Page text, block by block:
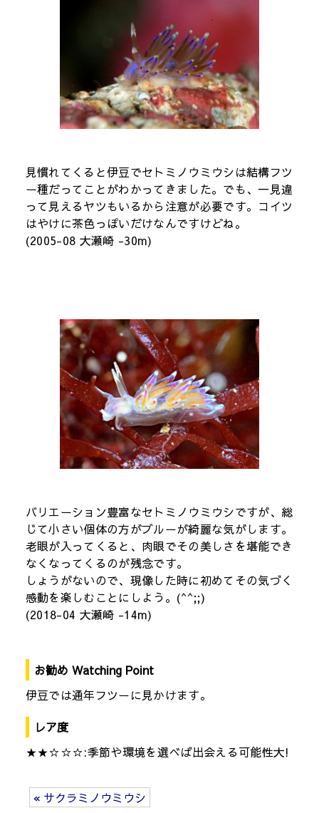
見慣れてくると伊豆でセトミノウミウシは結構フツ
ー種だってことがわかってきました。でも、一見違
って見えるヤツもいるから注意が必要です。コイツ
はやけに茶色っぽいだけなんですけどね。
(2005-08 大瀬崎 -30m)
バリエーション豊富なセトミノウミウシですが、総
じて小さい個体の方がブルーが綺麗な気がします。
老眼が入ってくると、肉眼でその美しさを堪能でき
なくなってくるのが残念です。
しょうがないので、現像した時に初めてその気づく
感動を楽しむことにしよう。(^^;;)
(2018-04 大瀬崎 -14m)
お勧め Watching Point
伊豆では通年フツーに見かけます。
レア度
★★☆☆☆:季節や環境を選べば出会える可能性大!
« サクラミノウミウシ